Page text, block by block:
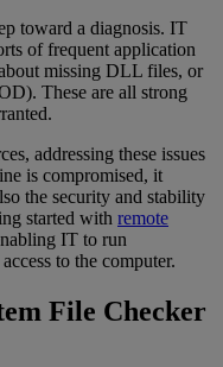
toward a diagnosis. IT
of frequent application
about missing DLL files, or
These are all strong
addressing these issues
is compromised, it
the security and stability
started with remote
IT to run
to the computer.
File Checker